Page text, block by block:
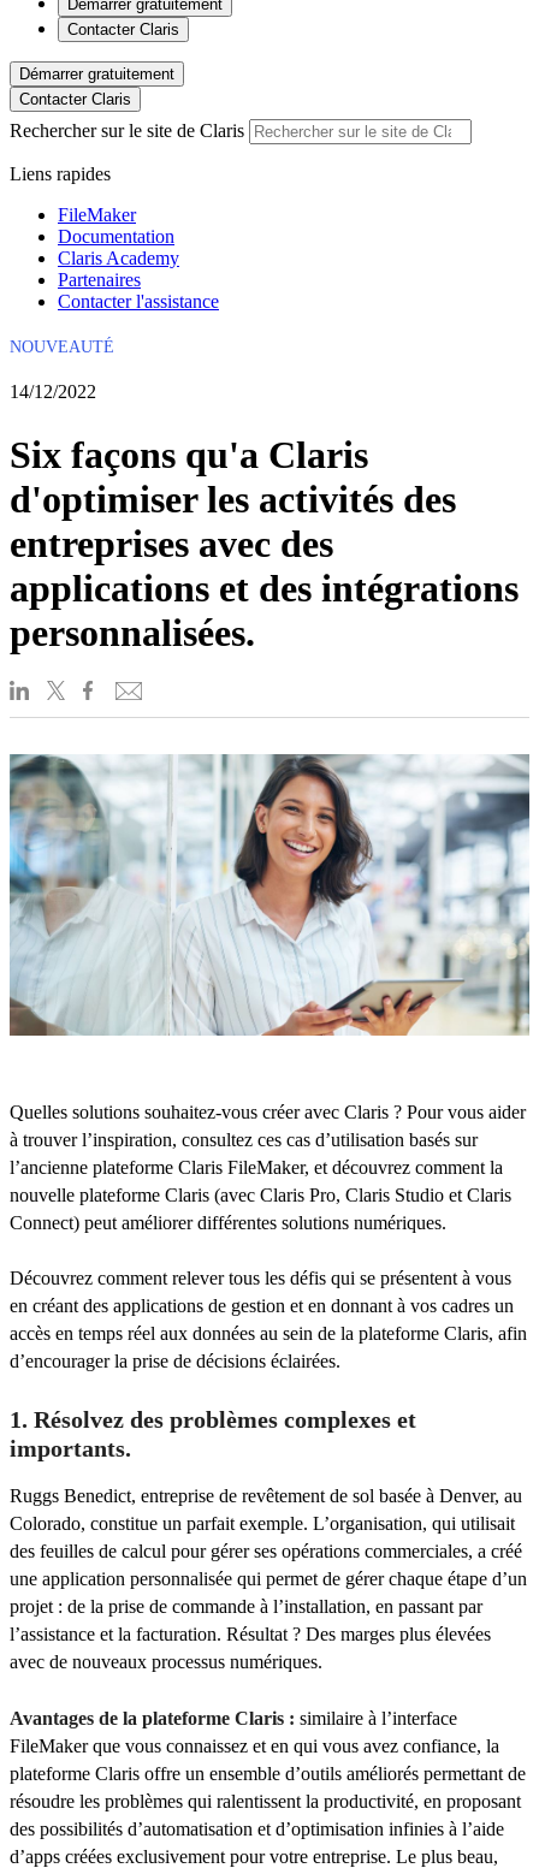
Démarrer gratuitement
Contacter Claris
Démarrer gratuitement
Contacter Claris
Rechercher sur le site de Claris
Liens rapides
FileMaker
Documentation
Claris Academy
Partenaires
Contacter l'assistance
NOUVEAUTÉ
14/12/2022
Six façons qu'a Claris
d'optimiser les activités des
entreprises avec des
applications et des intégrations
personnalisées.
Quelles solutions souhaitez-vous créer avec Claris ? Pour vous aider
à trouver l’inspiration, consultez ces cas d’utilisation basés sur
l’ancienne plateforme Claris FileMaker, et découvrez comment la
nouvelle plateforme Claris (avec Claris Pro, Claris Studio et Claris
Connect) peut améliorer différentes solutions numériques.
Découvrez comment relever tous les défis qui se présentent à vous
en créant des applications de gestion et en donnant à vos cadres un
accès en temps réel aux données au sein de la plateforme Claris, afin
d’encourager la prise de décisions éclairées.
1. Résolvez des problèmes complexes et
importants.
Ruggs Benedict, entreprise de revêtement de sol basée à Denver, au
Colorado, constitue un parfait exemple. L’organisation, qui utilisait
des feuilles de calcul pour gérer ses opérations commerciales, a créé
une application personnalisée qui permet de gérer chaque étape d’un
projet : de la prise de commande à l’installation, en passant par
l’assistance et la facturation. Résultat ? Des marges plus élevées
avec de nouveaux processus numériques.
Avantages de la plateforme Claris : similaire à l’interface
FileMaker que vous connaissez et en qui vous avez confiance, la
plateforme Claris offre un ensemble d’outils améliorés permettant de
résoudre les problèmes qui ralentissent la productivité, en proposant
des possibilités d’automatisation et d’optimisation infinies à l’aide
d’apps créées exclusivement pour votre entreprise. Le plus beau,